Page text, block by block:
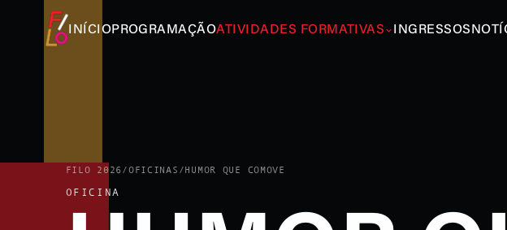
INÍCIOPROGRAMAÇÃOATIVIDADES FORMATIVAS INGRESSOS
FILO 2026/OFICINAS /HUMOR QUE COMOVE
OFICINA